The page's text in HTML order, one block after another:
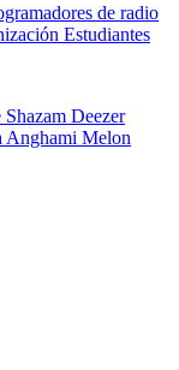
de radio
Estudiantes
Shazam Deezer
Anghami Melon